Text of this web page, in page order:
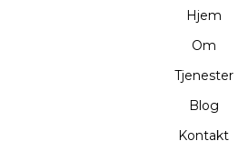
Hjem
Om
Tjenester
Blog
Kontakt